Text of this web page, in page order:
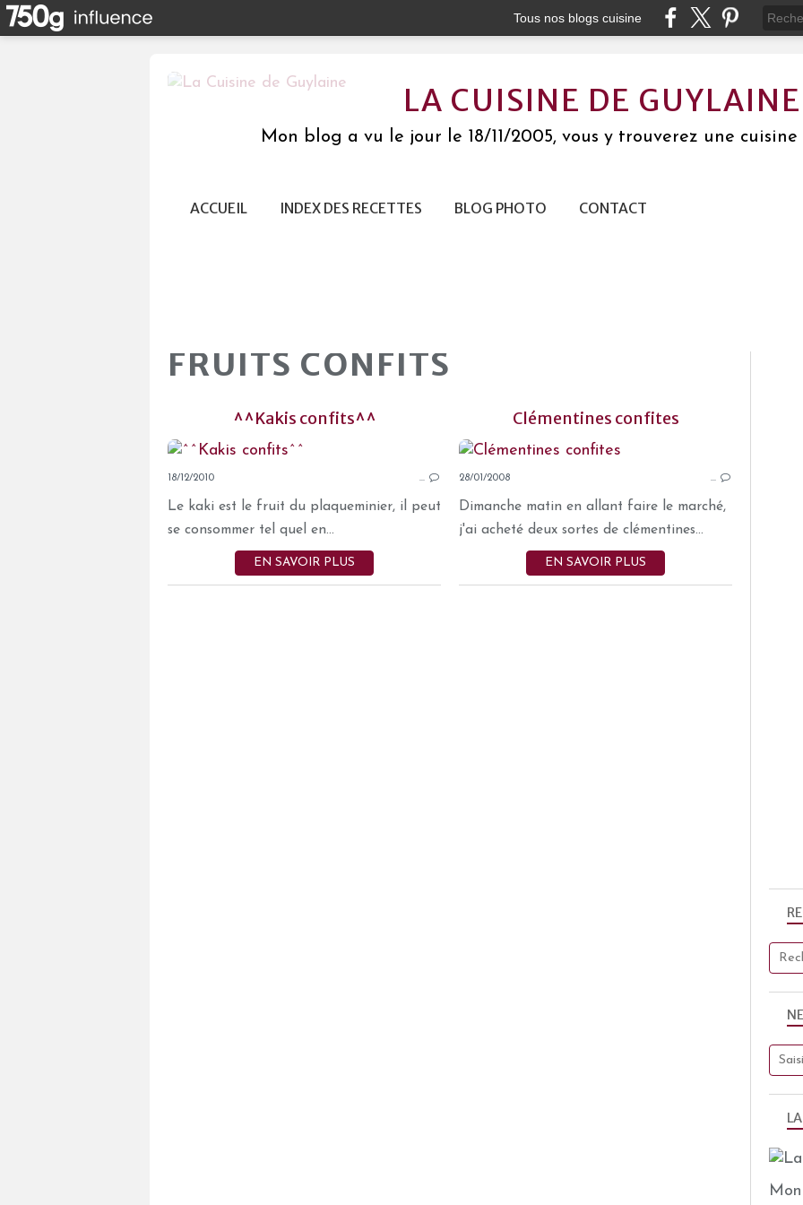
Tous nos blogs cuisine
LA CUISINE DE GUYLAINE
Mon blog a vu le jour le 18/11/2005, vous y trouverez une cuisine
ACCUEIL INDEX DES RECETTES BLOG PHOTO CONTACT
FRUITS CONFITS
^^Kakis confits^^
FRUITS CONFITS
18/12/2010 …
Le kaki est le fruit du plaqueminier, il peut
se consommer tel quel en...
EN SAVOIR PLUS
Clémentines confites
28/01/2008 …
Dimanche matin en allant faire le marché,
j'ai acheté deux sortes de clémentines...
EN SAVOIR PLUS